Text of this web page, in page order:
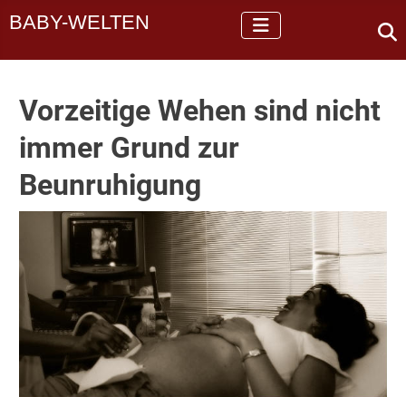
BABY-WELTEN
Vorzeitige Wehen sind nicht
immer Grund zur
Beunruhigung